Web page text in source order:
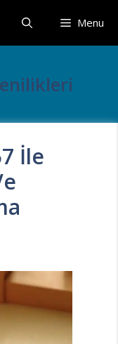
Menu
İle